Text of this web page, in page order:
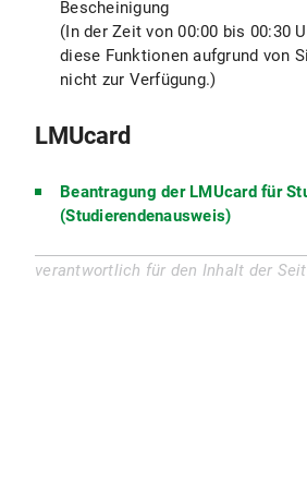
Bescheinigung
(In der Zeit von 00:00 bis 00:30
diese Funktionen aufgrund von
nicht zur Verfügung.)
LMUcard
Beantragung der LMUcard für
(Studierendenausweis)
verantwortlich für den Inhalt der